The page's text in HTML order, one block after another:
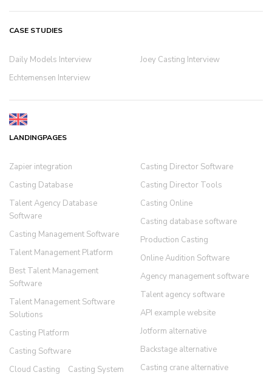
CASE STUDIES
Daily Models Interview
Echtemensen Interview
Joey Casting Interview
LANDINGPAGES
Zapier integration
Casting Database
Talent Agency Database
Software
Casting Management Software
Talent Management Platform
Best Talent Management
Software
Talent Management Software
Solutions
Casting Platform
Casting Software
Cloud Casting
Casting System
Casting Director Software
Casting Director Tools
Casting Online
Casting database software
Production Casting
Online Audition Software
Agency management software
Talent agency software
API example website
Jotform alternative
Backstage alternative
Casting crane alternative